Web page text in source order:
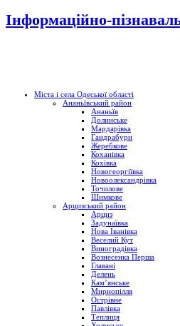
Інформаційно-
Міста і села Одеської області
Ананьївський район
Ананьїв
Долинське
Мардарівка
Гандрабури
Жеребкове
Коханівка
Кохівка
Новогеоргіївка
Новоолександрівка
Точилове
Шимкове
Арцизський район
Арциз
Задунаївка
Нова Іванівка
Веселий Кут
Виноградівка
Вознесенка Перша
Главані
Делень
Кам’янське
Мирнопілля
Острівне
Павлівка
Теплиця